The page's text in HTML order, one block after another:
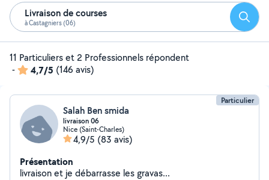
Livraison de courses
à Castagniers (06)
11 Particuliers et 2 Professionnels répondent
-
4,7/5 (146 avis)
Particulier
Salah Ben smida
livraison 06
Nice (Saint-Charles)
4,9/5 (83 avis)
Présentation
livraison et je débarrasse les gravas...